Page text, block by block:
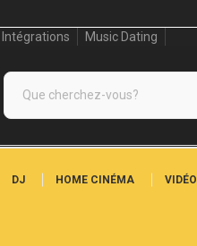
Intégrations Music Dating
DJ HOME CINÉMA VIDÉO